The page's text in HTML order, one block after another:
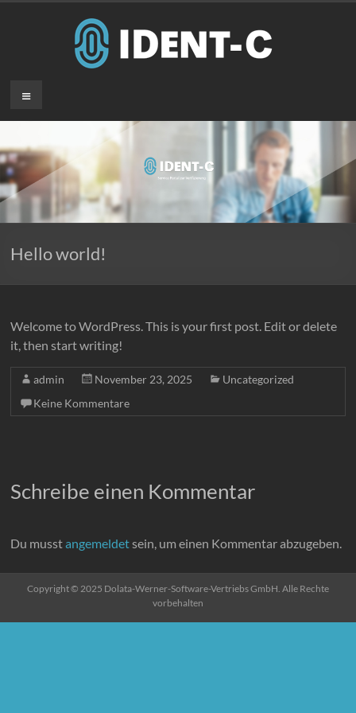
Zum
ident-
c
Service
Portal
zur
Menü
Hello world!
Welcome to WordPress. This is your first post. Edit or delete
it, then start writing!
admin November 23, 2025
Uncategorized
Keine Kommentare
Schreibe einen Kommentar
Du musstangemeldetsein, um einen Kommentar abzugeben.
Copyright © 2025 Dolata-Werner-Software-Vertriebs GmbH. Alle Rechte
vorbehalten